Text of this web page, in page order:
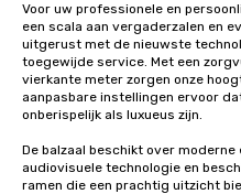
Voor uw professionele en
een scala aan vergaderzalen en
uitgerust met de nieuwste
toegewijde service. Met een
vierkante meter zorgen onze
aanpasbare instellingen ervoor
onberispelijk als luxueus zijn.
De balzaal beschikt over
audiovisuele technologie en
ramen die een prachtig uitzicht